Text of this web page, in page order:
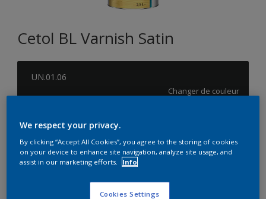
Cetol BL Varnish Satin
UN.01.06
Changer de couleur
Format
1L 2,5L 5L
We respect your privacy.
By clicking “Accept All Cookies”, you agree to the storing of cookies
on your device to enhance site navigation, analyze site usage, and
assist in our marketing efforts.
Info
Cookies Settings